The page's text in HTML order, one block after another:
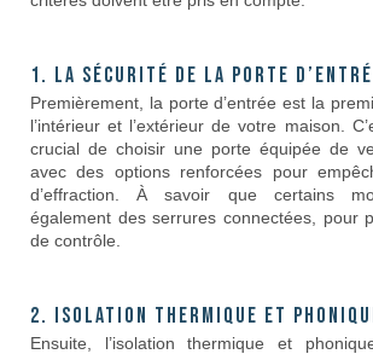
1. La sécurité de la porte
Premièrement, la porte d’entrée est la
l’intérieur et l’extérieur de votre maison.
crucial de choisir une porte équipée de
avec des options renforcées pour
d’effraction. À savoir que certains
également des serrures connectées, pour
de contrôle.
2. Isolation thermique et
Ensuite, l’isolation thermique et